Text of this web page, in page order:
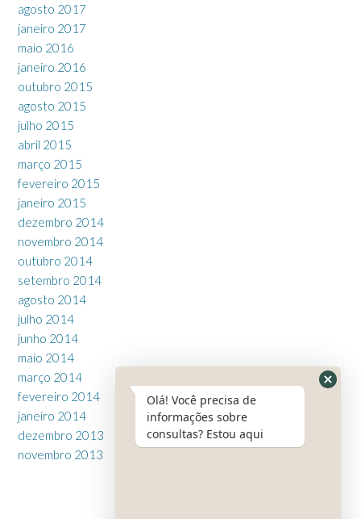
agosto 2017
janeiro 2017
maio 2016
janeiro 2016
outubro 2015
agosto 2015
julho 2015
abril 2015
março 2015
fevereiro 2015
janeiro 2015
dezembro 2014
novembro 2014
outubro 2014
setembro 2014
agosto 2014
julho 2014
junho 2014
maio 2014
março 2014
fevereiro 2014
janeiro 2014
dezembro 2013
novembro 2013
Olá! Você precisa de
informações sobre
consultas? Estou aqui